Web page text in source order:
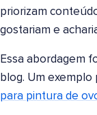
priorizam
gostariam e
Essa abordagem
blog. Um
para pintura de